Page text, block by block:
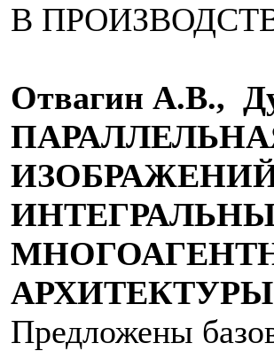
В
Отвагин А.В.,
АРХИТЕКТУРЫ
Предложены